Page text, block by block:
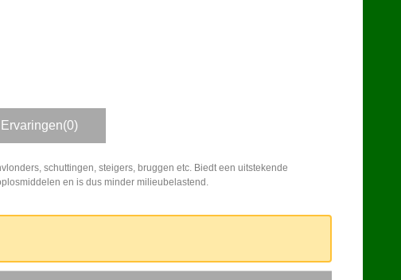
Ervaringen(0)
schuttingen, steigers, bruggen etc. Biedt een uitstekende
en is dus minder milieubelastend.